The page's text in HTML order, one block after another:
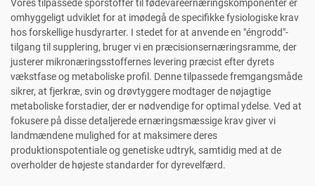
Vores tilpassede sporstoffer til fødevareernæringskomponenter er
omhyggeligt udviklet for at imødegå de specifikke fysiologiske krav
hos forskellige husdyrarter. I stedet for at anvende en "éngrodd"-
tilgang til supplering, bruger vi en præcisionsernæringsramme, der
justerer mikronæringsstoffernes levering præcist efter dyrets
vækstfase og metaboliske profil. Denne tilpassede fremgangsmåde
sikrer, at fjerkræ, svin og drøvtyggere modtager de nøjagtige
metaboliske forstadier, der er nødvendige for optimal ydelse. Ved at
fokusere på disse detaljerede ernæringsmæssige krav giver vi
landmændene mulighed for at maksimere deres
produktionspotentiale og genetiske udtryk, samtidig med at de
overholder de højeste standarder for dyrevelfærd.